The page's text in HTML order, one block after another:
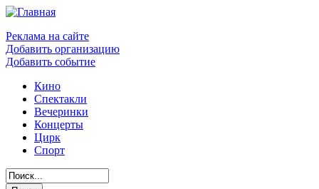
Реклама на сайте
Добавить организацию
Добавить событие
Кино
Спектакли
Вечеринки
Концерты
Цирк
Спорт